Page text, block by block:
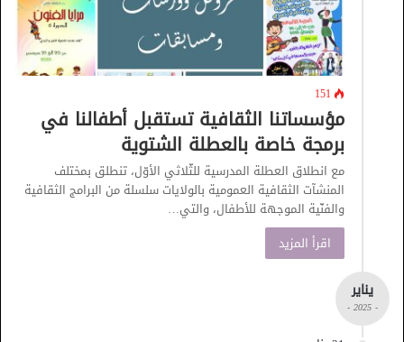
151
مؤسساتنا الثقافية تستقبل أطفالنا في
برمجة خاصة بالعطلة الشتوية
مع انطلاق العطلة المدرسية للثّلاثي الأوّل، تنطلق بمختلف
المنشآت الثقافية العمومية بالولايات سلسلة من البرامج الثقافية
والفنّية الموجهة للأطفال، والتي…
اقرأ المزيد
يناير
- 2025 -